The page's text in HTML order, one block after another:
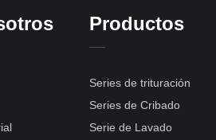
Productos
Series de trituración
Series de Cribado
Serie de Lavado